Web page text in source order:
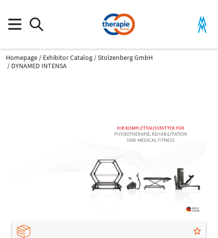
Homepage Exhibitor Catalog
Stolzenberg GmbH
DYNAMED INTENSA